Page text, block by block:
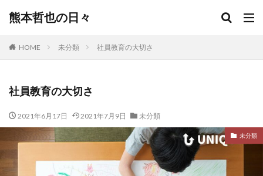
熊本哲也の日々
HOME 未分類 社員教育の大切さ
社員教育の大切さ
2021年6月17日 2021年7月9日 未分類
未分類